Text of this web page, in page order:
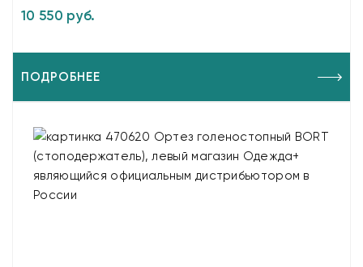
10 550 руб.
ПОДРОБНЕЕ